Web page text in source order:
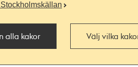
alla kakor Välj vilka